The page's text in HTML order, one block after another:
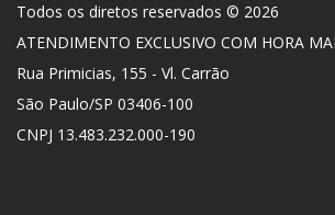
Todos os diretos reservados © 2026
ATENDIMENTO EXCLUSIVO COM HORA
Rua Primicias, 155 - Vl. Carrão
São Paulo/SP 03406-100
CNPJ 13.483.232.000-190